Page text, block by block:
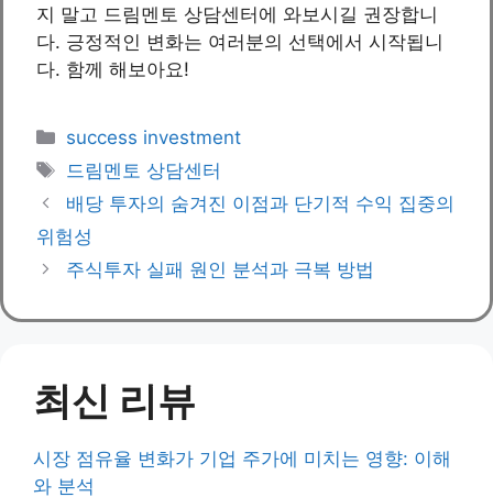
지 말고 드림멘토 상담센터에 와보시길 권장합니
다. 긍정적인 변화는 여러분의 선택에서 시작됩니
다. 함께 해보아요!
Categories
success investment
Tags
드림멘토 상담센터
배당 투자의 숨겨진 이점과 단기적 수익 집중의
위험성
주식투자 실패 원인 분석과 극복 방법
최신 리뷰
시장 점유율 변화가 기업 주가에 미치는 영향: 이해
와 분석